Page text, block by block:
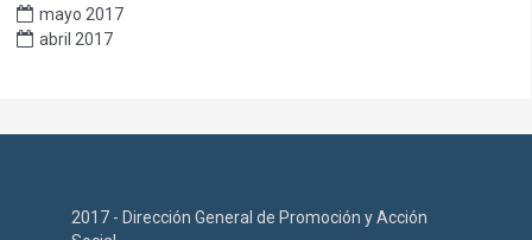
mayo 2017
abril 2017
2017 - Dirección General de Promoción y Acción